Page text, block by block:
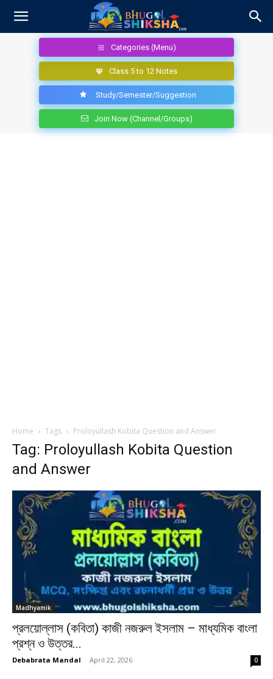
Categories (Menu)
Class 5 to 12 Notes
Study/Semester/Suggestion
Join Now (Channel/Groups)
Home Tags Proloyullash Kobita Question and Answer
Tag: Proloyullash Kobita Question
and Answer
Madhyamik
প্রলয়োল্লাস (কবিতা) কাজী নজরুল ইসলাম – মাধ্যমিক বাংলা
প্রশ্ন ও উত্তর...
Debabrata Mandal - April 22, 2026 0